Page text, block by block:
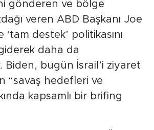
gönderen ve bölge
veren ABD Başkanı Joe
‘tam destek’ politikasını
daha da
Biden, bugün İsrail’i ziyaret
“savaş hedefleri ve
kapsamlı bir brifing